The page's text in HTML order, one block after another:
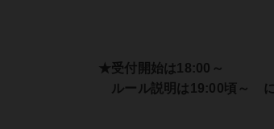
★受付開始は18:00～
ルール説明は19:00頃～ に